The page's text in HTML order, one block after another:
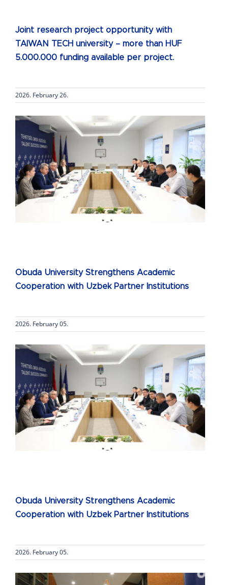
Joint research project opportunity with
TAIWAN TECH university – more than HUF
5.000.000 funding available per project.
2026. February 26.
Obuda University Strengthens Academic
Cooperation with Uzbek Partner Institutions
2026. February 05.
Obuda University Strengthens Academic
Cooperation with Uzbek Partner Institutions
2026. February 05.